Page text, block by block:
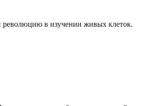
революцию в изучении живых клеток.